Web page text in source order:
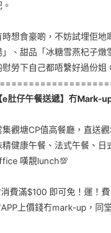
時想食豪啲，不妨試埋佢
」、甜品「冰糖雪燕杞子
慰勞下自己都唔繫好過份姐
e肚仔午餐送遞】冇Mark-
集觀塘CP值高餐廳，直送
精健康午餐、法式午餐、
嘆靚lunch💯
消費滿$100 即可免！運！費
上價錢冇mark-up，同